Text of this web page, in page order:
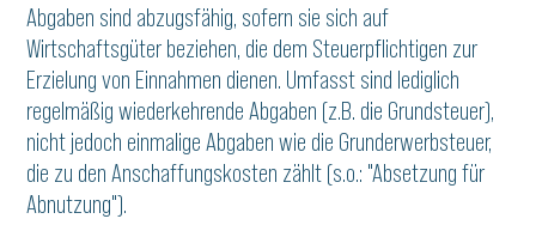
Abgaben sind abzugsfähig, sofern sie sich auf
Wirtschaftsgüter beziehen, die dem Steuerpflichtigen zur
Erzielung von Einnahmen dienen. Umfasst sind lediglich
regelmäßig wiederkehrende Abgaben (z.B. die Grundsteuer),
nicht jedoch einmalige Abgaben wie die Grunderwerbsteuer,
die zu den Anschaffungskosten zählt (s.o.: "Absetzung für
Abnutzung").